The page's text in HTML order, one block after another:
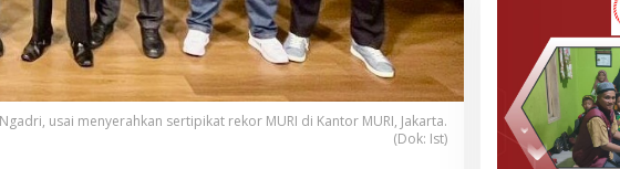
usai menyerahkan sertipikat rekor MURI di Kantor MURI, Jakarta.
(Dok: Ist)